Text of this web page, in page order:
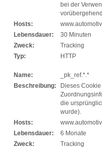
bei der
Hosts:
Lebensdauer:
30 Minuten
Zweck:
Tracking
Typ:
HTTP
Name:
_pk_ref.*.*
Beschreibung:
Dieses
die
wurde).
Hosts:
Lebensdauer:
6 Monate
Zweck:
Tracking